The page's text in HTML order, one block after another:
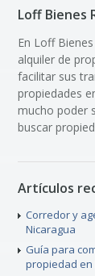
Loff Bienes
En Loff
alquiler de
facilitar sus
propiedades
mucho poder
buscar
Artículos
Corredor y
Nicaragua
Guía para
propiedad en